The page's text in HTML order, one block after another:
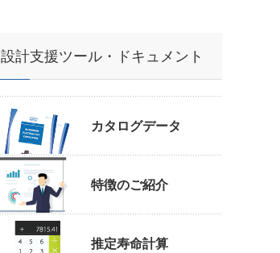
設計支援ツール・ドキュメント
カタログデータ
特徴のご紹介
推定寿命計算